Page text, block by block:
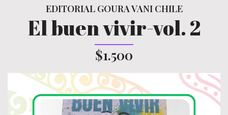
EDITORIAL GOURA VANI CHILE
El buen vivir-vol. 2
$1.500